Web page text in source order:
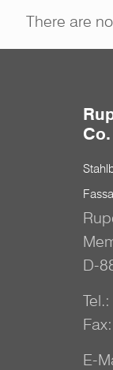
There are
Co.
D-
Tel.:
E-